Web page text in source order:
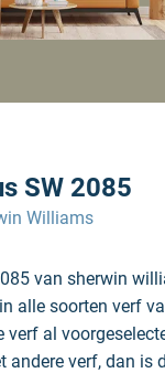
SW 2085
Williams
van sherwin
alle soorten verf
verf al
andere verf, dan is